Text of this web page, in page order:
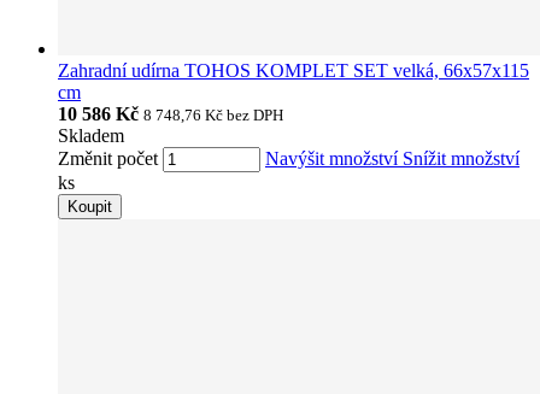
Zahradní udírna TOHOS KOMPLET SET velká, 66x57x115
cm
10 586 Kč 8 748,76 Kč bez DPH
Skladem
Změnit počet
Navýšit množství Snížit množství
ks
Koupit